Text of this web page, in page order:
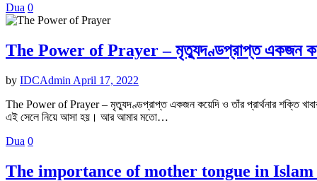
Dua 0
The Power of Prayer – মৃত্যুদণ্ডপ্রাপ্ত একজন
by IDCAdmin April 17, 2022
The Power of Prayer – মৃত্যুদণ্ডপ্রাপ্ত একজন কয়েদি ও তাঁর প্রার্থনার শক্তি
এই সেলে নিয়ে আসা হয়। আর আমার মতো…
Dua 0
The importance of mother tongue in Islam –